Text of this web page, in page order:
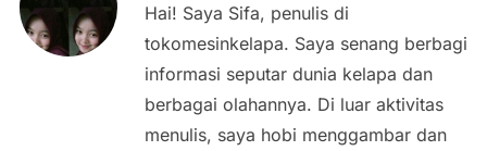
Hai! Saya Sifa, penulis di
tokomesinkelapa. Saya senang berbagi
informasi seputar dunia kelapa dan
berbagai olahannya. Di luar aktivitas
menulis, saya hobi menggambar dan